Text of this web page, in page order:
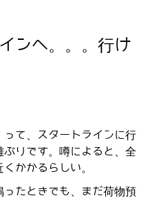
ンへ。。。行け
て、スタートラインに行
りです。噂によると、全
かかるらしい。
たときでも、まだ荷物預